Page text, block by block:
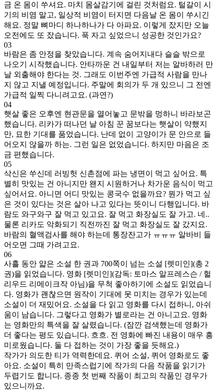
금 온 몸이 쑤셔요. 마치 몸살감기에 걸린 것처럼요. 털갈이 시
기의 비염 말고, 일상적 비염이 터지면 다음날 온 몸이 쑤시긴
해요. 정말 뼈마디 하나하나가 다 아파요. 이렇게 잤지만 오늘
오전에도 또 잤습니다. 푹 자고 싶었으니 성공한 것인가요?
03
바람은 좀 안정을 찾았습니다. 계속 숨어지내다 슬슬 밖으로
나오기 시작했습니다. 안타까운 건 내일부터 저는 알바하러 만
날 외출해야 한다는 것. 그래도 이번주엔 가급적 사람을 만나
지 않고 지낼 예정입니다. 주말에 회의가 두 개 있으니 그 전엔
가급적 일찍 다니려고요. (과연?)
04
햇살 좋은 오후엔 현관문을 열어놓고 문밖을 멍하니 바라보곤
했습니다. 리카가 떠나던 날 아침 꾼 꿈보다는 햇살이 약했지
만, 묘한 기대를 품었습니다. 난데 없이 고양이가 문 안으로 들
어오지 않을까 하는. 그런 일은 없었습니다. 하지만 마음은 조
금 편했습니다.
05
삭신은 쑤신데 러빙헛 신촌점에 파는 냉면이 먹고 싶어요. 특
별히 맛있는 건 아니지만 왠지 시원하거나 차가운 음식이 먹고
싶어서요. 아니면 어디 맛있는 콩국수 없을까요? 뭔가 먹고 싶
은 것이 있다는 것은 살아 나고 있다는 뜻이니 다행입니다. 바
람도 와구와구 잘 먹고 있고요. 잘 먹고 화장실도 잘 가고. 네..
물론 리카도 악화되기 직전까진 잘 먹고 화장실도 잘 갔지요.
바람의 혈액검사를 해야 하는데 통장잔고가 ㅠㅠㅠ 알바비 들
어오면 그때 가려고요.
06
사흘 동안 얇은 소설 한 권과 700쪽이 넘는 소설 [렛미인](총 2
권)을 읽었습니다. 영화 [렛미인](감독: 토마스 알프레스슨 / 헐
리우드 리메이크작 아님)을 무척 좋아하기에 소설도 읽었습니
다. 영화가 괜찮으면 원작이 기대에 못 미치는 경우가 있는데
소설이 더 재밌어요. 소설을 다 읽고 영화를 다시 접하니, 아쉬
움이 남습니다. 그렇다고 영화가 별로라는 건 아니고요. 영화
는 영화만의 특색을 잘 살렸습니다. (잠깐 검색했는데 영화가
더 좋다는 평도 있습니다. 흐흐. 전 영화에 빠진 내용이 매우 흥
미로웠습니다. 둘 다 접하는 것이 가장 좋을 듯해요.)
작가가 의도한 티가 역력한데요. 퀴어 소설, 퀴어 영화로도 좋
아요. 소설이 특히 만족스럽기에 작가의 다음 작품을 읽기가
두렵기도 합니다. 종종 첫 번째 작품이 최고의 작품인 경우가
있으니까요.